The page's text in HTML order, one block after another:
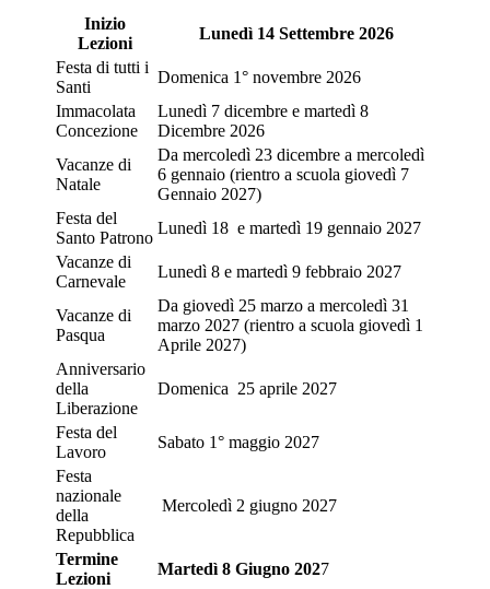
Inizio
Lezioni
Lunedì 14 Settembre 2026
Festa di tutti i
Santi
Domenica 1° novembre 2026
Immacolata
Concezione
Lunedì 7 dicembre e martedì 8
Dicembre 2026
Vacanze di
Natale
Da mercoledì 23 dicembre a mercoledì
6 gennaio (rientro a scuola giovedì 7
Gennaio 2027)
Festa del
Santo Patrono
Lunedì 18 e martedì 19 gennaio 2027
Vacanze di
Carnevale
Lunedì 8 e martedì 9 febbraio 2027
Vacanze di
Pasqua
Da giovedì 25 marzo a mercoledì 31
marzo 2027 (rientro a scuola giovedì 1
Aprile 2027)
Anniversario
della
Liberazione
Domenica 25 aprile 2027
Festa del
Lavoro
Sabato 1° maggio 2027
Festa
nazionale
della
Repubblica
Mercoledì 2 giugno 2027
Termine
Lezioni
Martedì 8 Giugno 2027